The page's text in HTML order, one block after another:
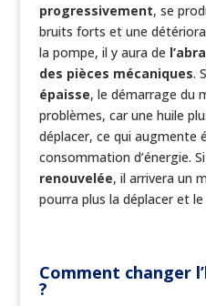
progressivement, se
bruits forts et une
la pompe, il y aura de
des pièces mécaniques.
épaisse, le démarrage du
problèmes, car une huile
déplacer, ce qui augmente
consommation d’énergie. Si
renouvelée, il arrivera un
pourra plus la déplacer et le
Comment changer
?